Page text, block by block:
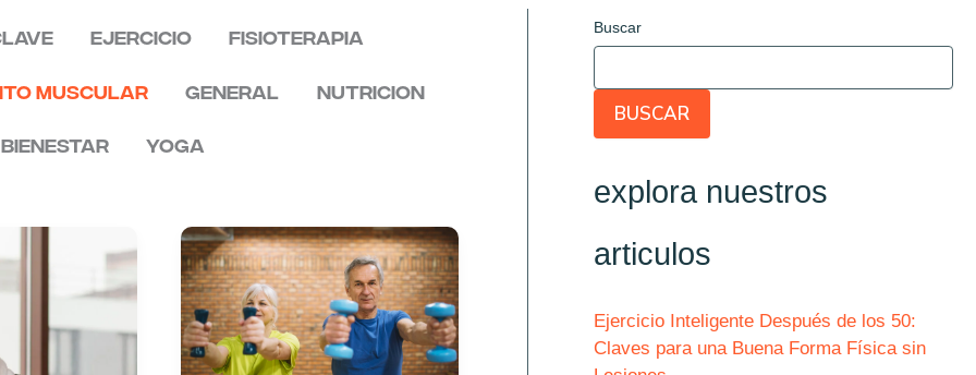
Ejercicio fisioterapia
Muscular General Nutricion
Yoga
Descubre
los
Beneficios
de
Combinar
Buscar
BUSCAR
explora nuestros
articulos
Ejercicio Inteligente Después de los 50:
Claves para una Buena Forma Física sin